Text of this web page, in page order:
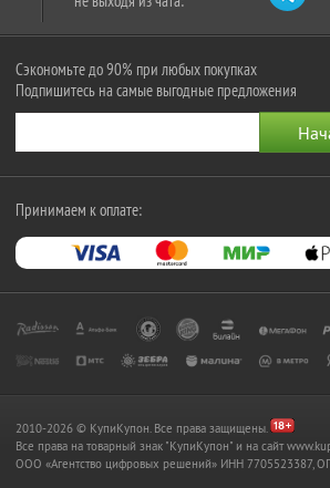
Сэкономьте до 90% при любых покупках
Подпишитесь на самые выгодные предложения
Принимаем к оплате:
2010-2026 © КупиКупон. Все права защищены.
Все права на товарный знак "КупиКупон" и на сайт
OOO «Агентство цифровых решений» ИНН 7705523387,